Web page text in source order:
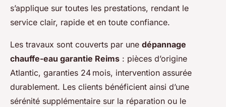
s’applique sur toutes les prestations, rendant le
service clair, rapide et en toute confiance.
Les travaux sont couverts par une dépannage
chauffe-eau garantie Reims : pièces d’origine
Atlantic, garanties 24 mois, intervention assurée
durablement. Les clients bénéficient ainsi d’une
sérénité supplémentaire sur la réparation ou le